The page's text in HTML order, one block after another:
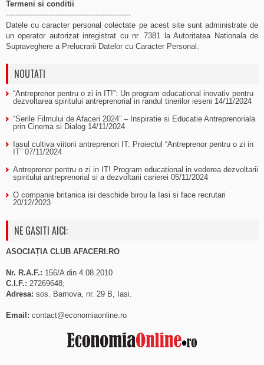
Termeni si conditii
-----------------------------------------------------
Datele cu caracter personal colectate pe acest site sunt administrate de
un operator autorizat inregistrat cu nr. 7381 la Autoritatea Nationala de
Supraveghere a Prelucrarii Datelor cu Caracter Personal.
NOUTATI
“Antreprenor pentru o zi in IT!”: Un program educational inovativ pentru
dezvoltarea spiritului antreprenorial in randul tinerilor ieseni 14/11/2024
“Serile Filmului de Afaceri 2024” – Inspiratie si Educatie Antreprenoriala
prin Cinema si Dialog 14/11/2024
Iasul cultiva viitorii antreprenori IT: Proiectul “Antreprenor pentru o zi in
IT” 07/11/2024
Antreprenor pentru o zi in IT! Program educational in vederea dezvoltarii
spiritului antreprenorial si a dezvoltarii carierei 05/11/2024
O companie britanica isi deschide birou la Iasi si face recrutari
20/12/2023
NE GASITI AICI:
ASOCIAȚIA CLUB AFACERI.RO
Nr. R.A.F.: 156/A din 4.08.2010
C.I.F.: 27269648;
Adresa: sos. Barnova, nr. 29 B, Iasi.
Email: contact@economiaonline.ro